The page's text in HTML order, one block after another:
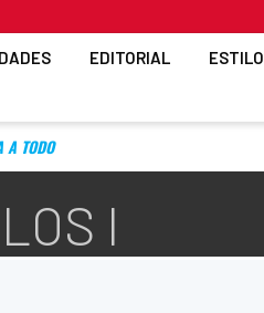
EDITORIAL ESTILO
A TODO
I